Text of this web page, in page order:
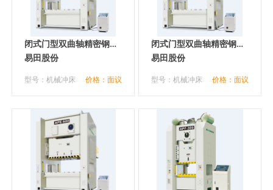
闭式门型双曲轴精密钢架
冲床
易田股份
型号：机械冲床 价格：面议
闭式门型双曲轴精密钢架
冲床
易田股份
型号：机械冲床 价格：面议